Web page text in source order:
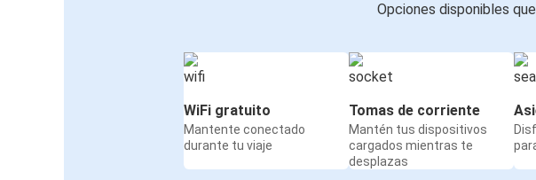
Opciones disponibles
WiFi gratuito
Mantente conectado
durante tu viaje
Tomas de corriente
Mantén tus dispositivos
cargados mientras te
desplazas